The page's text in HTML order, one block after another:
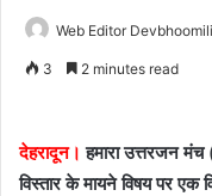
Web Editor
3 2 minutes read
देहरादून। हमारा उत्तरजन मंच
विस्तार के मायने विषय पर एक